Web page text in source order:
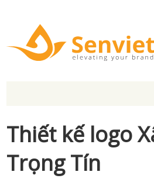
Thiết kế logo
Trọng Tín